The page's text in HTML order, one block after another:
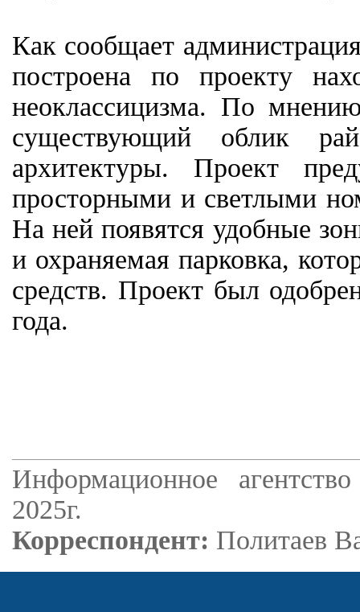
Как сообщает
построена по проекту
неоклассицизма. По
существующий облик
архитектуры. Проект
просторными и светлыми
На ней появятся удобные
и охраняемая парковка,
средств. Проект был
года.
Информационное
2025г.
Корреспондент: Политаев